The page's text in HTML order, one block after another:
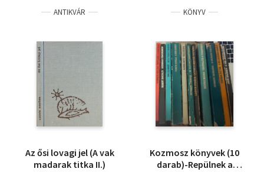
ANTIKVÁR
Az ősi lovagi jel (A vak
madarak titka II.)
KÖNYV
Kozmosz könyvek (10
darab)-Repülnek a